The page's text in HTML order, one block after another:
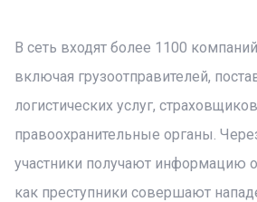
В сеть входят более 1100
включая грузоотправителей,
логистических услуг,
правоохранительные органы.
участники получают информацию
как преступники совершают